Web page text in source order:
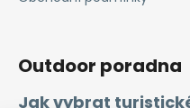
Outdoor poradna
Jak vybrat